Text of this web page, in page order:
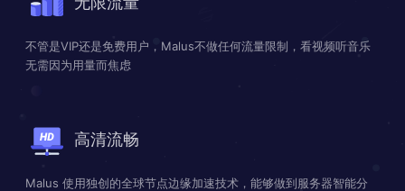
不管是VIP还是免费用户，Malus不做任何流量限制，看视频听音乐
无需因为用量而焦虑
高清流畅
Malus 使用独创的全球节点边缘加速技术，能够做到服务器智能分